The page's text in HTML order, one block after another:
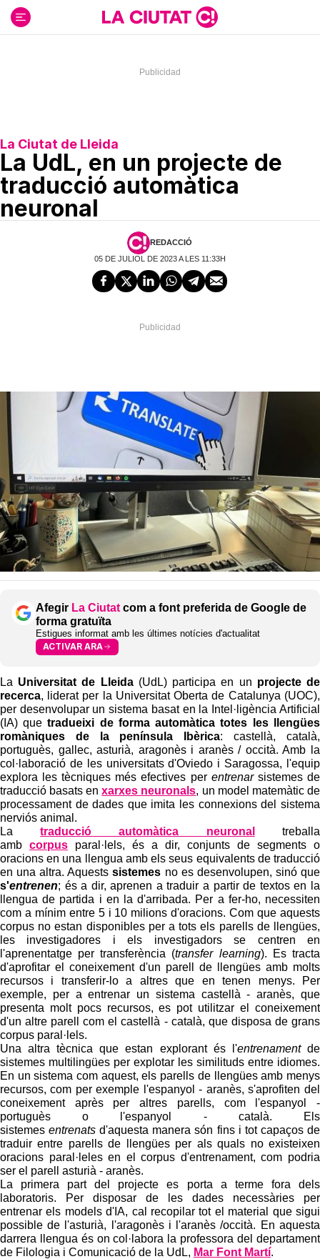
contenido
La Ciutat de Lleida
La UdL, en un projecte de
traducció automàtica
neuronal
REDACCIÓ
05 DE JULIOL DE 2023 A LES 11:33H
Afegir La Ciutat com a font preferida de Google de
forma gratuïta
Estigues informat amb les últimes notícies d'actualitat
ACTIVAR ARA
La Universitat de Lleida(UdL) participa en un projecte de
recerca, liderat per la Universitat Oberta de Catalunya (UOC),
per desenvolupar un sistema basat en la Intel·ligència Artificial
(IA) que tradueixi de forma automàtica totes les llengües
romàniques de la península Ibèrica: castellà, català,
portuguès, gallec, asturià, aragonès i aranès / occità. Amb la
col·laboració de les universitats d'Oviedo i Saragossa, l'equip
explora les tècniques més efectives per entrenarsistemes de
traducció basats enxarxes neuronals, un model matemàtic de
processament de dades que imita les connexions del sistema
nerviós animal.
Latraducció automàtica neuronal
treballa
amb corpus paral·lels, és a dir, conjunts de segments o
oracions en una llengua amb els seus equivalents de traducció
en una altra. Aquestssistemes no es desenvolupen, sinó que
s'entrenen; és a dir, aprenen a traduir a partir de textos en la
llengua de partida i en la d'arribada. Per a fer-ho, necessiten
com a mínim entre 5 i 10 milions d'oracions. Com que aquests
corpus no estan disponibles per a tots els parells de llengües,
les investigadores i els investigadors se centren en
l'aprenentatge per transferència (transfer learning). Es tracta
d'aprofitar el coneixement d'un parell de llengües amb molts
recursos i transferir-lo a altres que en tenen menys. Per
exemple, per a entrenar un sistema castellà - aranès, que
presenta molt pocs recursos, es pot utilitzar el coneixement
d'un altre parell com el castellà - català, que disposa de grans
corpus paral·lels.
Una altra tècnica que estan explorant és l'entrenamentde
sistemes multilingües per explotar les similituds entre idiomes.
En un sistema com aquest, els parells de llengües amb menys
recursos, com per exemple l'espanyol - aranès, s'aprofiten del
coneixement après per altres parells, com l'espanyol -
portuguès o l'espanyol - català. Els
sistemesentrenatsd'aquesta manera són fins i tot capaços de
traduir entre parells de llengües per als quals no existeixen
oracions paral·leles en el corpus d'entrenament, com podria
ser el parell asturià - aranès.
La primera part del projecte es porta a terme fora dels
laboratoris. Per disposar de les dades necessàries per
entrenar els models d'IA, cal recopilar tot el material que sigui
possible de l'asturià, l'aragonès i l'aranès /occità. En aquesta
darrera llengua és on col·labora la professora del departament
de Filologia i Comunicació de la UdL, Mar Font Martí.